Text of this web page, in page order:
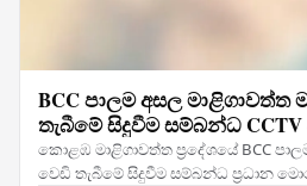
BCC පාලම අසල මාළිගාවත්ත
තැබීමේ සිදුවීම සම්බන්ධ
කොළඹ මාළිගාවත්ත ප්‍රදේශයේ BCC
වෙඩි තැබීමේ සිදුවීම සම්බන්ධ ප්‍රධාන